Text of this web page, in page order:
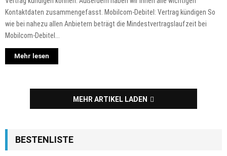
Kontaktdaten zusammengefasst. Mobilcom-Debitel: Vertrag kündigen So
wie bei nahezu allen Anbietern beträgt die Mindestvertragslaufzeit bei
Mobilcom-Debitel...
Mehr lesen
MEHR ARTIKEL LADEN
BESTENLISTE